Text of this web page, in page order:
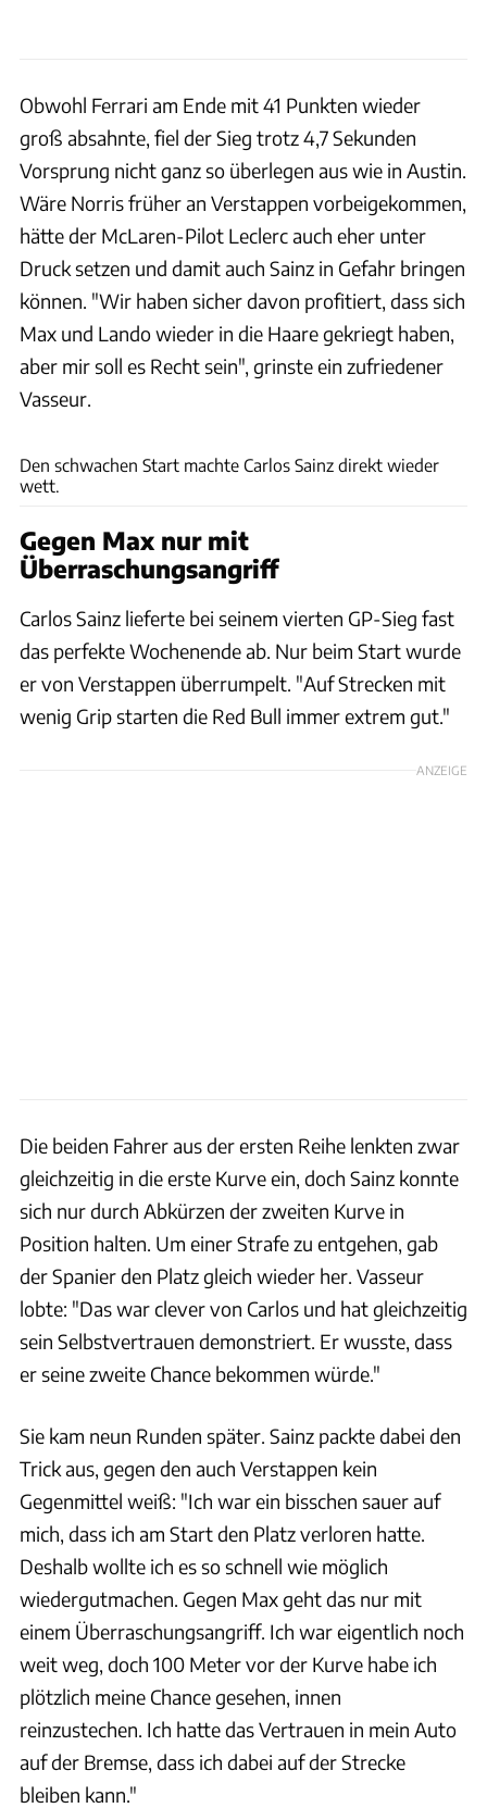
Obwohl Ferrari am Ende mit 41 Punkten wieder
groß absahnte, fiel der Sieg trotz 4,7 Sekunden
Vorsprung nicht ganz so überlegen aus wie in Austin.
Wäre Norris früher an Verstappen vorbeigekommen,
hätte der McLaren-Pilot Leclerc auch eher unter
Druck setzen und damit auch Sainz in Gefahr bringen
können. "Wir haben sicher davon profitiert, dass sich
Max und Lando wieder in die Haare gekriegt haben,
aber mir soll es Recht sein", grinste ein zufriedener
Vasseur.
Den schwachen Start machte Carlos Sainz direkt wieder
wett.
Gegen Max nur mit
Überraschungsangriff
Carlos Sainz lieferte bei seinem vierten GP-Sieg fast
das perfekte Wochenende ab. Nur beim Start wurde
er von Verstappen überrumpelt. "Auf Strecken mit
wenig Grip starten die Red Bull immer extrem gut."
ANZEIGE
Die beiden Fahrer aus der ersten Reihe lenkten zwar
gleichzeitig in die erste Kurve ein, doch Sainz konnte
sich nur durch Abkürzen der zweiten Kurve in
Position halten. Um einer Strafe zu entgehen, gab
der Spanier den Platz gleich wieder her. Vasseur
lobte: "Das war clever von Carlos und hat gleichzeitig
sein Selbstvertrauen demonstriert. Er wusste, dass
er seine zweite Chance bekommen würde."
Sie kam neun Runden später. Sainz packte dabei den
Trick aus, gegen den auch Verstappen kein
Gegenmittel weiß: "Ich war ein bisschen sauer auf
mich, dass ich am Start den Platz verloren hatte.
Deshalb wollte ich es so schnell wie möglich
wiedergutmachen. Gegen Max geht das nur mit
einem Überraschungsangriff. Ich war eigentlich noch
weit weg, doch 100 Meter vor der Kurve habe ich
plötzlich meine Chance gesehen, innen
reinzustechen. Ich hatte das Vertrauen in mein Auto
auf der Bremse, dass ich dabei auf der Strecke
bleiben kann."